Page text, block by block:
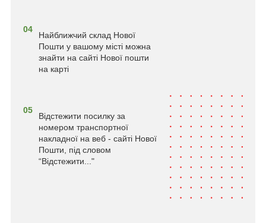
04
Найближчий склад Нової
Пошти у вашому місті можна
знайти на сайті Нової пошти
на карті
05
Відстежити посилку за
номером транспортної
накладної на веб - сайті Нової
Пошти, під словом
“Відстежити..."